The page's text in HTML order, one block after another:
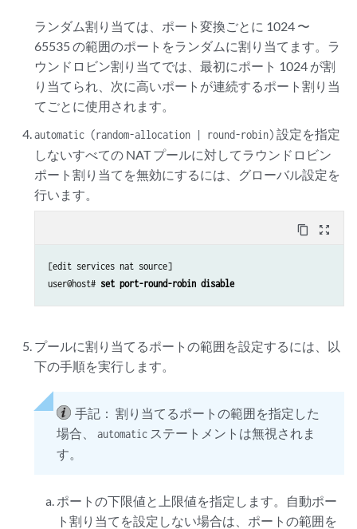
ランダム割り当ては、ポート変換ごとに 1024 〜
65535 の範囲のポートをランダムに割り当てます。ラ
ウンドロビン割り当てでは、最初にポート 1024 が割
り当てられ、次に高いポートが連続するポート割り当
てごとに使用されます。
automatic (random-allocation | round-robin) 設定を指定
しないすべての NAT プールに対してラウンドロビン
ポート割り当てを無効にするには、グローバル設定を
行います。
content_copy zoom_out_map
[edit services nat source]
user@host# set port-round-robin disable
プールに割り当てるポートの範囲を設定するには、以
下の手順を実行します。
手記： 割り当てるポートの範囲を指定した
場合、automatic ステートメントは無視されま
す。
ポートの下限値と上限値を指定します。自動ポー
ト割り当てを設定しない場合は、ポートの範囲を